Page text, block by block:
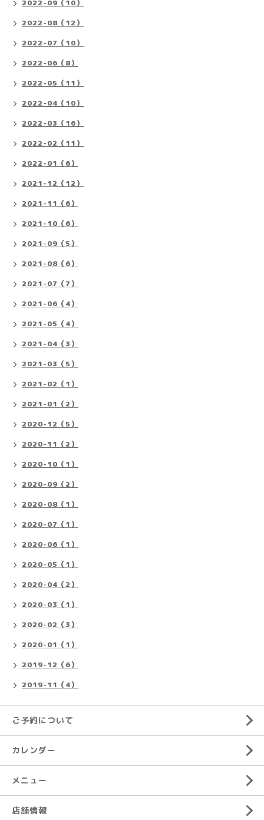
2022-09（10）
2022-08（12）
2022-07（10）
2022-06（8）
2022-05（11）
2022-04（10）
2022-03（16）
2022-02（11）
2022-01（6）
2021-12（12）
2021-11（6）
2021-10（6）
2021-09（5）
2021-08（6）
2021-07（7）
2021-06（4）
2021-05（4）
2021-04（3）
2021-03（5）
2021-02（1）
2021-01（2）
2020-12（5）
2020-11（2）
2020-10（1）
2020-09（2）
2020-08（1）
2020-07（1）
2020-06（1）
2020-05（1）
2020-04（2）
2020-03（1）
2020-02（3）
2020-01（1）
2019-12（6）
2019-11（4）
ご予約について
カレンダー
メニュー
店舗情報